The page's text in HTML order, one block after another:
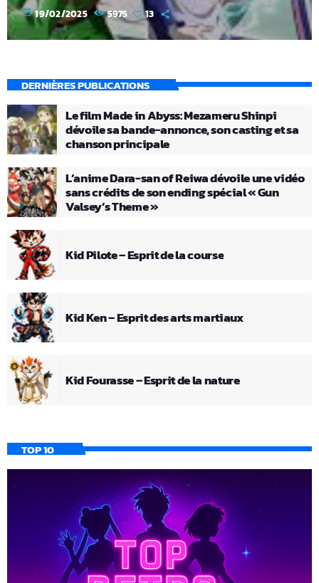
today 19/02/2025 5975 13
DERNIÈRES PUBLICATIONS
Le film Made in Abyss: Mezameru Shinpi
dévoile sa bande-annonce, son casting et sa
chanson principale
L’anime Dara-san of Reiwa dévoile une vidéo
sans crédits de son ending spécial « Gun
Valsey’s Theme »
Kid Pilote – Esprit de la course
Kid Ken – Esprit des arts martiaux
Kid Fourasse – Esprit de la nature
TOP 10